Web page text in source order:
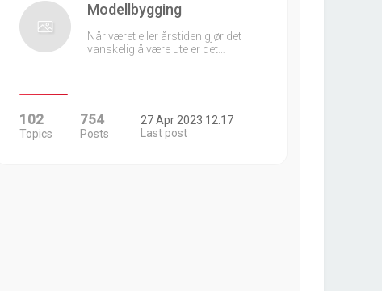
Modellbygging
Når været eller årstiden gjør det
vanskelig å være ute er det…
102
Topics
754
Posts
27 Apr 2023 12:17
Last post